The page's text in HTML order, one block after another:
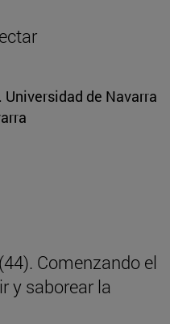
de Navarra
Comenzando el
y saborear la